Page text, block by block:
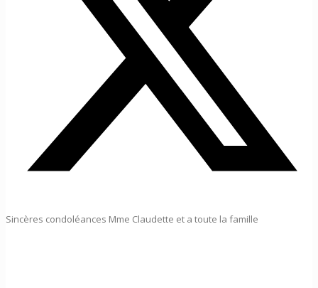
Sincères condoléances Mme Claudette et a toute la famille